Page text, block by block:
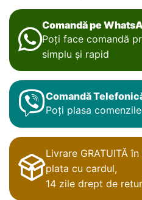
Comandă pe
Poți face comandă
simplu și rapid
Comandă
Poți plasa
Livrare GRATUITĂ
plata cu cardul,
14 zile drept de